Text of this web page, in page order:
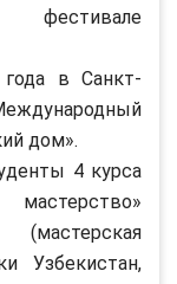
фестивале
в Санкт-
дом».
4 курса
Узбекистан,